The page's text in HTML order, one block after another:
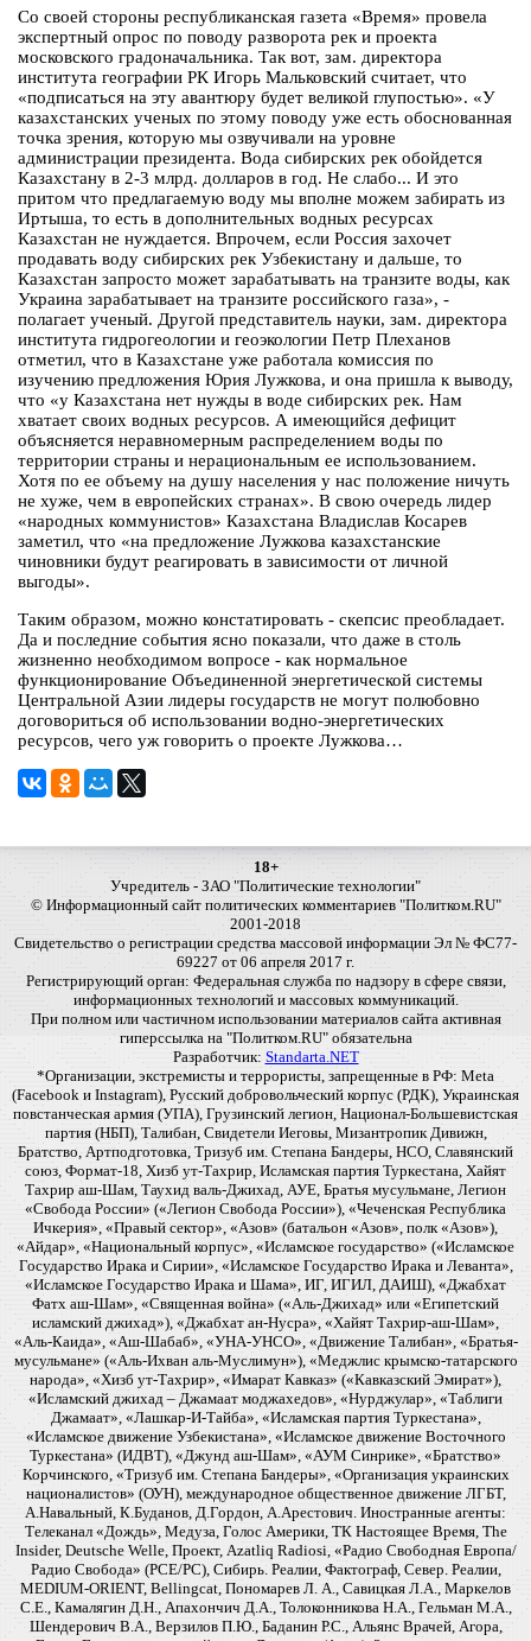
Со своей стороны республиканская газета «Время» провела
экспертный опрос по поводу разворота рек и проекта
московского градоначальника. Так вот, зам. директора
института географии РК Игорь Мальковский считает, что
«подписаться на эту авантюру будет великой глупостью». «У
казахстанских ученых по этому поводу уже есть обоснованная
точка зрения, которую мы озвучивали на уровне
администрации президента. Вода сибирских рек обойдется
Казахстану в 2-3 млрд. долларов в год. Не слабо... И это
притом что предлагаемую воду мы вполне можем забирать из
Иртыша, то есть в дополнительных водных ресурсах
Казахстан не нуждается. Впрочем, если Россия захочет
продавать воду сибирских рек Узбекистану и дальше, то
Казахстан запросто может зарабатывать на транзите воды, как
Украина зарабатывает на транзите российского газа», -
полагает ученый. Другой представитель науки, зам. директора
института гидрогеологии и геоэкологии Петр Плеханов
отметил, что в Казахстане уже работала комиссия по
изучению предложения Юрия Лужкова, и она пришла к выводу,
что «у Казахстана нет нужды в воде сибирских рек. Нам
хватает своих водных ресурсов. А имеющийся дефицит
объясняется неравномерным распределением воды по
территории страны и нерациональным ее использованием.
Хотя по ее объему на душу населения у нас положение ничуть
не хуже, чем в европейских странах». В свою очередь лидер
«народных коммунистов» Казахстана Владислав Косарев
заметил, что «на предложение Лужкова казахстанские
чиновники будут реагировать в зависимости от личной
выгоды».
Таким образом, можно констатировать - скепсис преобладает.
Да и последние события ясно показали, что даже в столь
жизненно необходимом вопросе - как нормальное
функционирование Объединенной энергетической системы
Центральной Азии лидеры государств не могут полюбовно
договориться об использовании водно-энергетических
ресурсов, чего уж говорить о проекте Лужкова…
18+
Учредитель - ЗАО "Политические технологии"
© Информационный сайт политических комментариев "Политком.RU"
2001-2018
Свидетельство о регистрации средства массовой информации Эл № ФС77-
69227 от 06 апреля 2017 г.
Регистрирующий орган: Федеральная служба по надзору в сфере связи,
информационных технологий и массовых коммуникаций.
При полном или частичном использовании материалов сайта активная
гиперссылка на "Политком.RU" обязательна
Разработчик: Standarta.NET
*Организации, экстремисты и террористы, запрещенные в РФ: Meta
(Facebook и Instagram), Русский добровольческий корпус (РДК), Украинская
повстанческая армия (УПА), Грузинский легион, Национал-Большевистская
партия (НБП), Талибан, Свидетели Иеговы, Мизантропик Дивижн,
Братство, Артподготовка, Тризуб им. Степана Бандеры, НСО, Славянский
союз, Формат-18, Хизб ут-Тахрир, Исламская партия Туркестана, Хайят
Тахрир аш-Шам, Таухид валь-Джихад, АУЕ, Братья мусульмане, Легион
«Свобода России» («Легион Свобода России»), «Чеченская Республика
Ичкерия», «Правый сектор», «Азов» (батальон «Азов», полк «Азов»),
«Айдар», «Национальный корпус», «Исламское государство» («Исламское
Государство Ирака и Сирии», «Исламское Государство Ирака и Леванта»,
«Исламское Государство Ирака и Шама», ИГ, ИГИЛ, ДАИШ), «Джабхат
Фатх аш-Шам», «Священная война» («Аль-Джихад» или «Египетский
исламский джихад»), «Джабхат ан-Нусра», «Хайят Тахрир-аш-Шам»,
«Аль-Каида», «Аш-Шабаб», «УНА-УНСО», «Движение Талибан», «Братья-
мусульмане» («Аль-Ихван аль-Муслимун»), «Меджлис крымско-татарского
народа», «Хизб ут-Тахрир», «Имарат Кавказ» («Кавказский Эмират»),
«Исламский джихад – Джамаат моджахедов», «Нурджулар», «Таблиги
Джамаат», «Лашкар-И-Тайба», «Исламская партия Туркестана»,
«Исламское движение Узбекистана», «Исламское движение Восточного
Туркестана» (ИДВТ), «Джунд аш-Шам», «АУМ Синрике», «Братство»
Корчинского, «Тризуб им. Степана Бандеры», «Организация украинских
националистов» (ОУН), международное общественное движение ЛГБТ,
А.Навальный, К.Буданов, Д.Гордон, А.Арестович. Иностранные агенты:
Телеканал «Дождь», Медуза, Голос Америки, ТК Настоящее Время, The
Insider, Deutsche Welle, Проект, Azatliq Radiosi, «Радио Свободная Европа/
Радио Свобода» (PCE/PC), Сибирь. Реалии, Фактограф, Север. Реалии,
MEDIUM-ORIENT, Bellingcat, Пономарев Л. А., Савицкая Л.А., Маркелов
С.Е., Камалягин Д.Н., Апахончич Д.А., Толоконникова Н.А., Гельман М.А.,
Шендерович В.А., Верзилов П.Ю., Баданин Р.С., Альянс Врачей, Агора,